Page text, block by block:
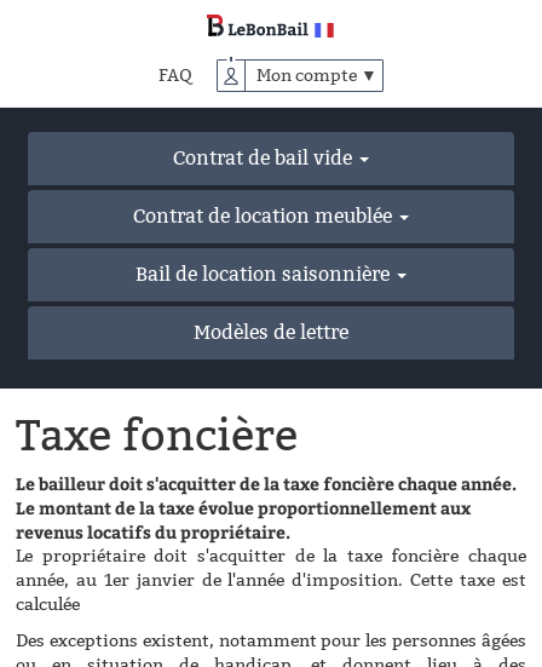
FAQ Mon compte ▼
Contrat de bail vide
Contrat de location meublée
Bail de location saisonnière
Modèles de lettre
Taxe foncière
Le bailleur doit s'acquitter de la taxe foncière chaque année.
Le montant de la taxe évolue proportionnellement aux
revenus locatifs du propriétaire.
Le propriétaire doit s'acquitter de la taxe foncière chaque
année, au 1er janvier de l'année d'imposition. Cette taxe est
calculée
Des exceptions existent, notamment pour les personnes âgées